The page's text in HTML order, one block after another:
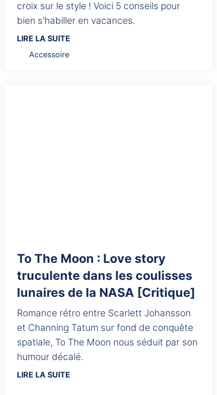
croix sur le style ! Voici 5 conseils pour
LIRE LA SUITE
Accessoire
To The Moon : Love story
truculente dans les coulisses
lunaires de la NASA [Critique]
Romance rétro entre Scarlett Johansson
et Channing Tatum sur fond de conquête
spatiale, To The Moon nous séduit par son
humour décalé.
LIRE LA SUITE